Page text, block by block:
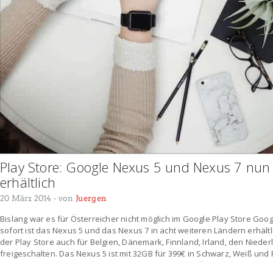
Play Store: Google Nexus 5 und Nexus 7
erhältlich
20 März 2014 - von Juergen
Bislang war es für Österreicher nicht möglich im Google Play Store
sofort ist das Nexus 5 und das Nexus 7 in acht weiteren Ländern
der Play Store auch für Belgien, Dänemark, Finnland, Irland, den
freigeschalten. Das Nexus 5 ist mit 32GB für 399€ in Schwarz, Weiß